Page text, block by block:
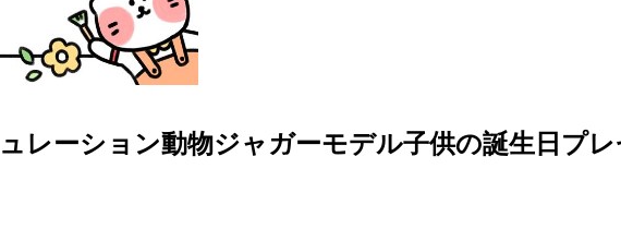
レーション動物ジャガーモデル子供の誕生日プ